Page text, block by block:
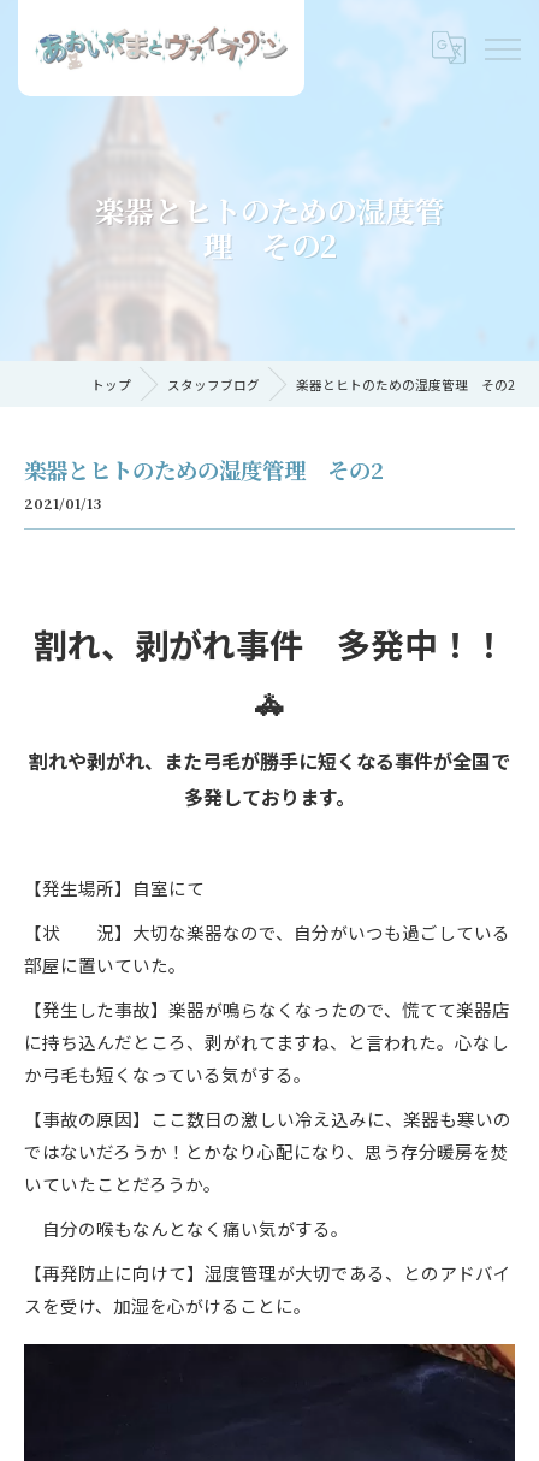
楽器とヒトのための湿度管
理 その2
トップ スタッフブログ 楽器とヒトのための湿度管理 その2
楽器とヒトのための湿度管理 その2
2021/01/13
割れ、剥がれ事件 多発中！！
🚓
割れや剥がれ、また弓毛が勝手に短くなる事件が全国で
多発しております。
【発生場所】自室にて
【状 況】大切な楽器なので、自分がいつも過ごしている
部屋に置いていた。
【発生した事故】楽器が鳴らなくなったので、慌てて楽器店
に持ち込んだところ、剥がれてますね、と言われた。心なし
か弓毛も短くなっている気がする。
【事故の原因】ここ数日の激しい冷え込みに、楽器も寒いの
ではないだろうか！とかなり心配になり、思う存分暖房を焚
いていたことだろうか。
自分の喉もなんとなく痛い気がする。
【再発防止に向けて】湿度管理が大切である、とのアドバイ
スを受け、加湿を心がけることに。